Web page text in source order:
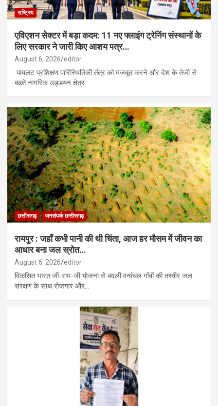
राष्ट्रिय
एविएशन सेक्टर में बड़ा कदम: 11 नए फ्लाइंग ट्रेनिंग संस्थानों के
लिए सरकार ने जारी किए आशय पत्र…
August 6, 2026 editor
पायलट प्रशिक्षण पारिस्थितिकी तंत्र को मजबूत करने और देश के तेजी से
बढ़ते नागरिक उड्डयन क्षेत्र…
छत्तीसगढ़ जनसंपर्क छत्तीसगढ़
रायपुर : जहाँ कभी पानी की थी चिंता, आज हर मौसम में जीवन का
आधार बना जल स्रोत…
August 6, 2026 editor
विकसित भारत जी-राम-जी योजना से बदली वनांचल गाँवों की तस्वीर जल
संरक्षण के साथ रोजगार और…